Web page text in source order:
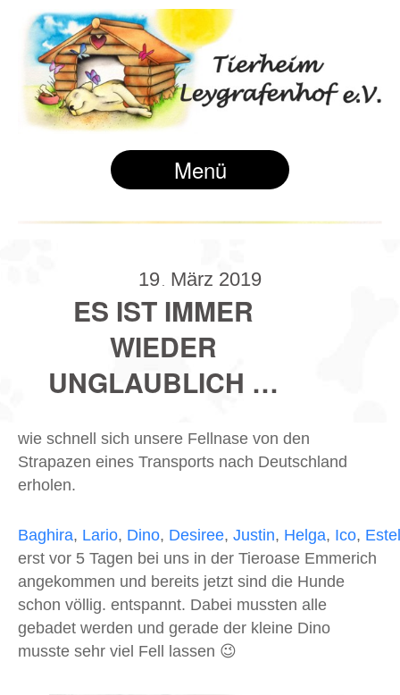
Menü
19 März 2019
ES IST IMMER
WIEDER
UNGLAUBLICH …
wie schnell sich unsere Fellnase von den
Strapazen eines Transports nach Deutschland
erholen.
Baghira, Lario, Dino, Desiree, Justin, Helga, Ico,
erst vor 5 Tagen bei uns in der Tieroase Emmerich
angekommen und bereits jetzt sind die Hunde
schon völlig. entspannt. Dabei mussten alle
gebadet werden und gerade der kleine Dino
musste sehr viel Fell lassen 😉